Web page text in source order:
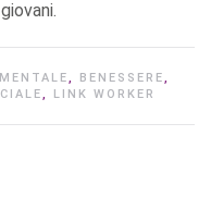
, BENESSERE,
, LINK WORKER